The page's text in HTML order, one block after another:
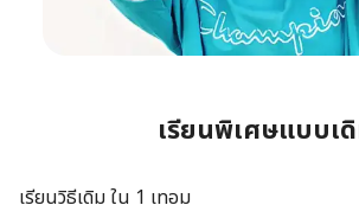
เรียนพิเศษแบบเ
เรียนวิธีเดิม ใน 1 เทอม